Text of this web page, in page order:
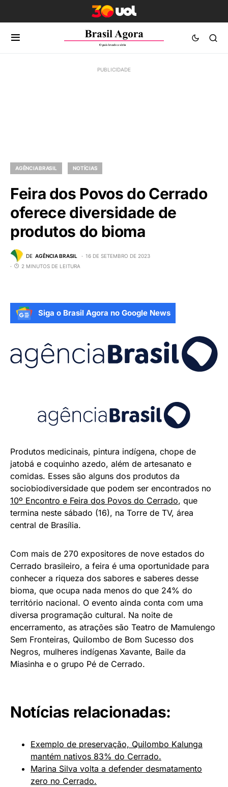
AGÊNCIA BRASIL NOTÍCIAS
Feira dos Povos do Cerrado
oferece diversidade de
produtos do bioma
DE AGÊNCIA BRASIL
16 DE SETEMBRO DE 2023
2 MINUTOS DE LEITURA
Siga o Brasil Agora no Google News
Produtos medicinais, pintura indígena, chope de
jatobá e coquinho azedo, além de artesanato e
comidas. Esses são alguns dos produtos da
sociobiodiversidade que podem ser encontrados no
10º Encontro e Feira dos Povos do Cerrado, que
termina neste sábado (16), na Torre de TV, área
central de Brasília.
Com mais de 270 expositores de nove estados do
Cerrado brasileiro, a feira é uma oportunidade para
conhecer a riqueza dos sabores e saberes desse
bioma, que ocupa nada menos do que 24% do
território nacional. O evento ainda conta com uma
diversa programação cultural. Na noite de
encerramento, as atrações são Teatro de Mamulengo
Sem Fronteiras, Quilombo de Bom Sucesso dos
Negros, mulheres indígenas Xavante, Baile da
Miasinha e o grupo Pé de Cerrado.
Notícias relacionadas:
Exemplo de preservação, Quilombo Kalunga
mantém nativos 83% do Cerrado.
Marina Silva volta a defender desmatamento
zero no Cerrado.